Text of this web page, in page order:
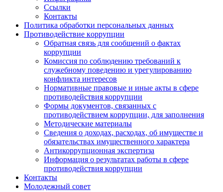
Ссылки
Контакты
Политика обработки персональных данных
Прoтивoдeйствие кoрpупции
Обратная связь для сообщений о фактах
коррупции
Комиссия по соблюдению требований к
служебному поведению и урегулированию
конфликта интересов
Нормативные правовые и иные акты в сфере
противодействия коррупции
Формы документов, связанных с
противодействием коррупции, для заполнения
Методические материалы
Сведения о доходах, расходах, об имуществе и
обязательствах имущественного характера
Антикоррупционная экспертиза
Информация о результатах работы в сфере
противодействия коррупции
Контакты
Молодежный совет